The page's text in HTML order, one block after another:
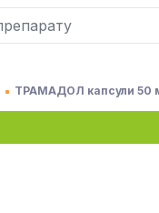
ТРАМАДОЛ капсули 50